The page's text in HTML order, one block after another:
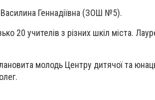
Василина Геннадіївна (ЗОШ №5).
20 учителів з різних шкіл міста.
молодь Центру дитячої та